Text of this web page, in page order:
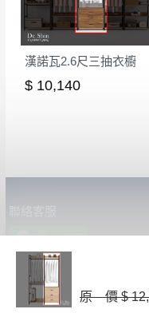
法順利配送，本公
狀況保有出貨的權
保護物流人員的工
需以吊車或其他的
支付。
寶貴時間。
或停止運送服務。
百貨公司配送暫
至百貨公司卸貨區
遇百貨周年慶期間
辦理退換貨。
台北市、新北
收送貨，敬請
形，我們需酌
有商品一年
漢諾瓦2.6尺三抽衣櫥
$ 10,140
原 價 $
聯絡客服
線 上
AM 9:30-PM 6:30